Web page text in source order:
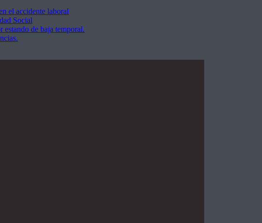
el accidente laboral
Social
estando de baja temporal.